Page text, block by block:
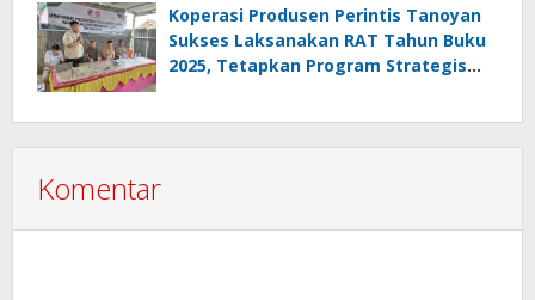
Melanggar Aturan”
Koperasi Produsen Perintis Tanoyan
Sukses Laksanakan RAT Tahun Buku
2025, Tetapkan Program Strategis
Komentar